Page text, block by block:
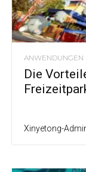
ANWENDUNGEN
Die
Xinyetong-